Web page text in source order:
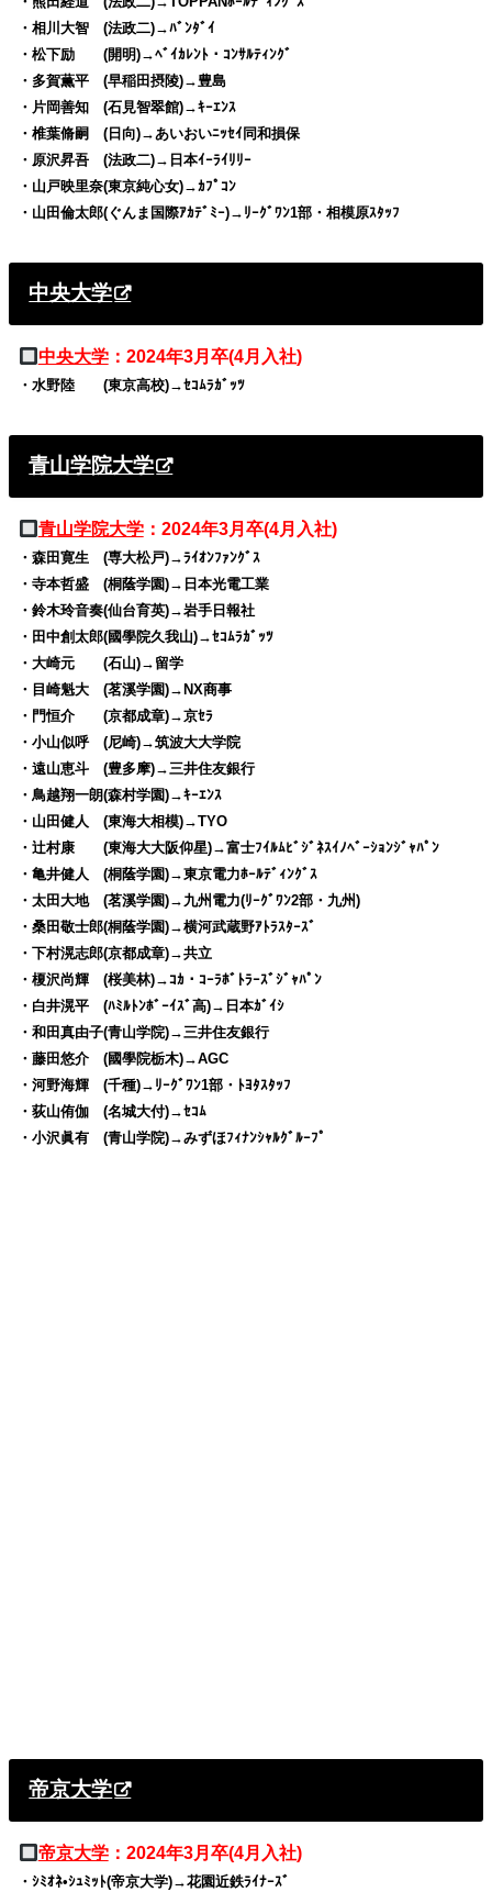
・相川大智 (法政二)→ﾊﾞﾝﾀﾞｲ
・松下励 (開明)→ﾍﾞｲｶﾚﾝﾄ・ｺﾝｻﾙﾃｨﾝｸﾞ
・多賀薫平 (早稲田摂陵)→豊島
・片岡善知 (石見智翠館)→ｷｰｴﾝｽ
・椎葉脩嗣 (日向)→あいおいﾆｯｾｲ同和損保
・原沢昇吾 (法政二)→日本ｲｰﾗｲﾘﾘｰ
・山戸映里奈(東京純心女)→ｶﾌﾟｺﾝ
・山田倫太郎(ぐんま国際ｱｶﾃﾞﾐｰ)→ﾘｰｸﾞﾜﾝ1部・相模原ｽﾀｯﾌ
中央大学
中央大学：2024年3月卒(4月入社)
・水野陸 (東京高校)→ｾｺﾑﾗｶﾞｯﾂ
青山学院大学
青山学院大学：2024年3月卒(4月入社)
・森田寛生 (専大松戸)→ﾗｲｵﾝﾌｧﾝｸﾞｽ
・寺本哲盛 (桐蔭学園)→日本光電工業
・鈴木玲音奏(仙台育英)→岩手日報社
・田中創太郎(國學院久我山)→ｾｺﾑﾗｶﾞｯﾂ
・大崎元 (石山)→留学
・目崎魁大 (茗溪学園)→NX商事
・門恒介 (京都成章)→京ｾﾗ
・小山似呼 (尼崎)→筑波大大学院
・遠山恵斗 (豊多摩)→三井住友銀行
・鳥越翔一朗(森村学園)→ｷｰｴﾝｽ
・山田健人 (東海大相模)→TYO
・辻村康 (東海大大阪仰星)→富士ﾌｲﾙﾑﾋﾞｼﾞﾈｽｲﾉﾍﾞｰｼｮﾝｼﾞｬﾊﾟﾝ
・亀井健人 (桐蔭学園)→東京電力ﾎｰﾙﾃﾞｨﾝｸﾞｽ
・太田大地 (茗溪学園)→九州電力(ﾘｰｸﾞﾜﾝ2部・九州)
・桑田敬士郎(桐蔭学園)→横河武蔵野ｱﾄﾗｽﾀｰｽﾞ
・下村滉志郎(京都成章)→共立
・榎沢尚輝 (桜美林)→ｺｶ・ｺｰﾗﾎﾞﾄﾗｰｽﾞｼﾞｬﾊﾟﾝ
・白井滉平 (ﾊﾐﾙﾄﾝﾎﾞｰｲｽﾞ高)→日本ｶﾞｲｼ
・和田真由子(青山学院)→三井住友銀行
・藤田悠介 (國學院栃木)→AGC
・河野海輝 (千種)→ﾘｰｸﾞﾜﾝ1部・ﾄﾖﾀｽﾀｯﾌ
・荻山侑伽 (名城大付)→ｾｺﾑ
・小沢眞有 (青山学院)→みずほﾌｨﾅﾝｼｬﾙｸﾞﾙｰﾌﾟ
帝京大学
帝京大学：2024年3月卒(4月入社)
・ｼﾐｵﾈ•ｼｭﾐｯﾄ(帝京大学)→花園近鉄ﾗｲﾅｰｽﾞ